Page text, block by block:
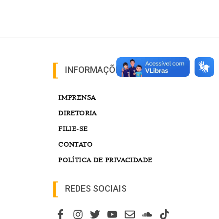
INFORMAÇÕES
IMPRENSA
DIRETORIA
FILIE-SE
CONTATO
POLÍTICA DE PRIVACIDADE
REDES SOCIAIS